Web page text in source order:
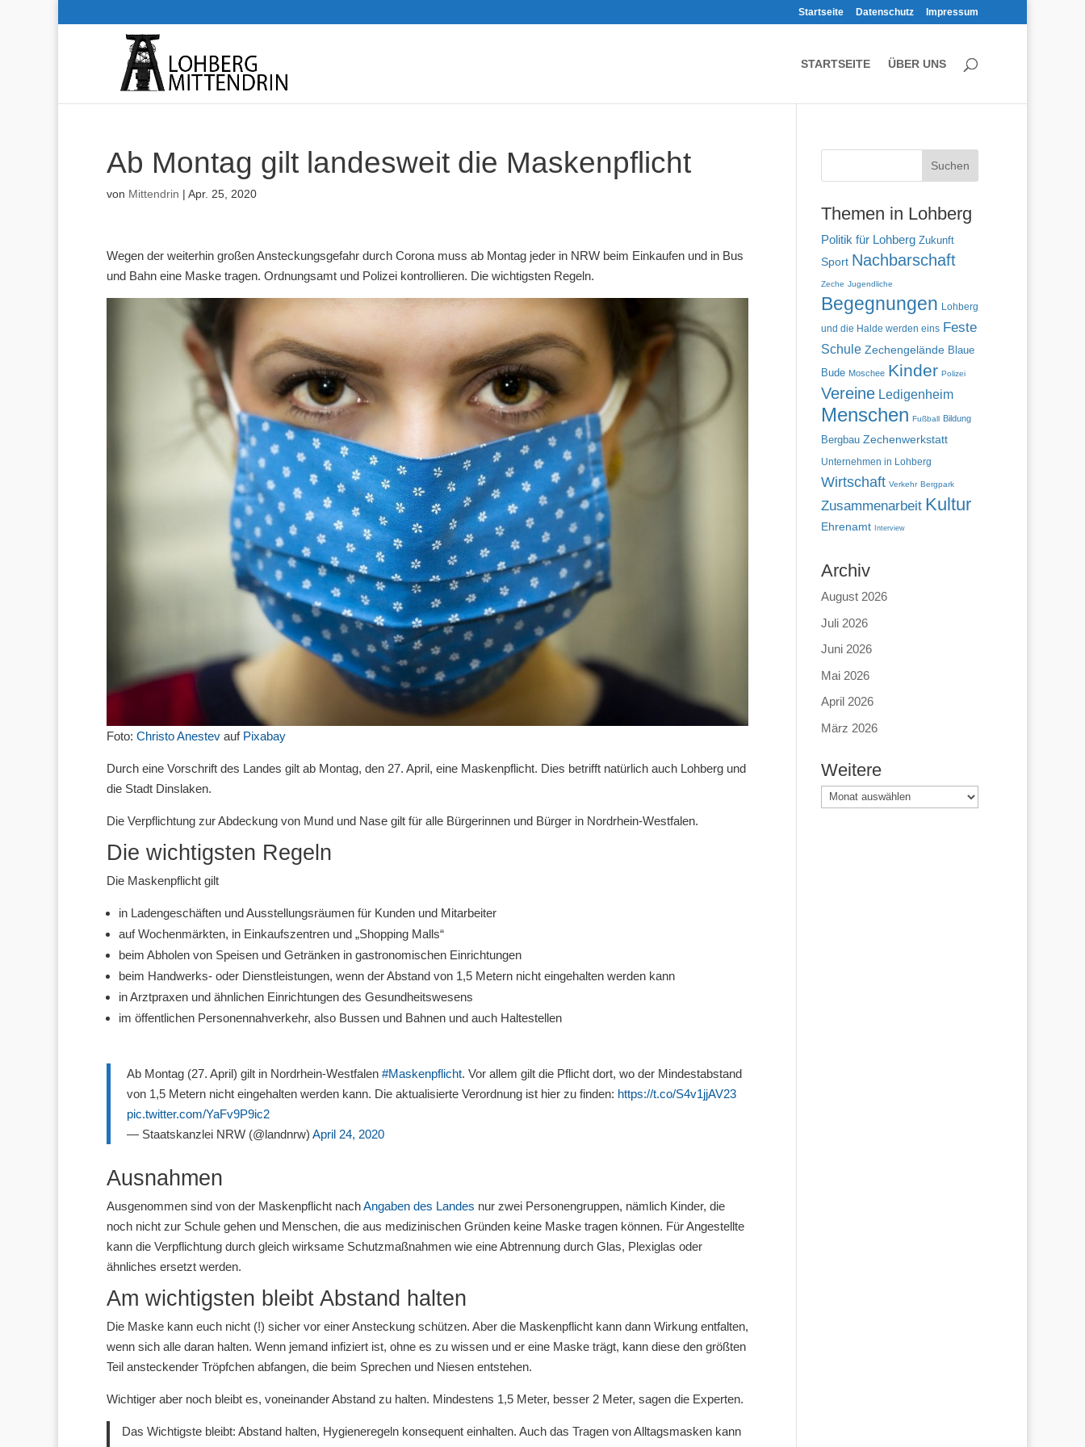
Startseite Datenschutz Impressum
STARTSEITE ÜBER UNS
Ab Montag gilt landesweit die Maskenpflicht
von Mittendrin | Apr. 25, 2020
Wegen der weiterhin großen Ansteckungsgefahr durch Corona muss ab Montag jeder in NRW beim Einkaufen und in Bus
und Bahn eine Maske tragen. Ordnungsamt und Polizei kontrollieren. Die wichtigsten Regeln.
Foto: Christo Anestev auf Pixabay
Durch eine Vorschrift des Landes gilt ab Montag, den 27. April, eine Maskenpflicht. Dies betrifft natürlich auch Lohberg und
die Stadt Dinslaken.
Die Verpflichtung zur Abdeckung von Mund und Nase gilt für alle Bürgerinnen und Bürger in Nordrhein-Westfalen.
Die wichtigsten Regeln
Die Maskenpflicht gilt
in Ladengeschäften und Ausstellungsräumen für Kunden und Mitarbeiter
auf Wochenmärkten, in Einkaufszentren und „Shopping Malls“
beim Abholen von Speisen und Getränken in gastronomischen Einrichtungen
beim Handwerks- oder Dienstleistungen, wenn der Abstand von 1,5 Metern nicht eingehalten werden kann
in Arztpraxen und ähnlichen Einrichtungen des Gesundheitswesens
im öffentlichen Personennahverkehr, also Bussen und Bahnen und auch Haltestellen
Ab Montag (27. April) gilt in Nordrhein-Westfalen #Maskenpflicht. Vor allem gilt die Pflicht dort, wo der Mindestabstand
von 1,5 Metern nicht eingehalten werden kann. Die aktualisierte Verordnung ist hier zu finden: https://t.co/S4v1jjAV23
pic.twitter.com/YaFv9P9ic2
— Staatskanzlei NRW (@landnrw) April 24, 2020
Ausnahmen
Ausgenommen sind von der Maskenpflicht nachAngaben des Landes nur zwei Personengruppen, nämlich Kinder, die
noch nicht zur Schule gehen und Menschen, die aus medizinischen Gründen keine Maske tragen können. Für Angestellte
kann die Verpflichtung durch gleich wirksame Schutzmaßnahmen wie eine Abtrennung durch Glas, Plexiglas oder
ähnliches ersetzt werden.
Am wichtigsten bleibt Abstand halten
Die Maske kann euch nicht (!) sicher vor einer Ansteckung schützen. Aber die Maskenpflicht kann dann Wirkung entfalten,
wenn sich alle daran halten. Wenn jemand infiziert ist, ohne es zu wissen und er eine Maske trägt, kann diese den größten
Teil ansteckender Tröpfchen abfangen, die beim Sprechen und Niesen entstehen.
Wichtiger aber noch bleibt es, voneinander Abstand zu halten. Mindestens 1,5 Meter, besser 2 Meter, sagen die Experten.
Das Wichtigste bleibt: Abstand halten, Hygieneregeln konsequent einhalten. Auch das Tragen von Alltagsmasken kann
Themen in Lohberg
Politik für Lohberg Zukunft
Sport Nachbarschaft
Zeche Jugendliche
Begegnungen Lohberg
und die Halde werden eins Feste
Schule Zechengelände Blaue
Bude Moschee Kinder Polizei
Vereine Ledigenheim
Menschen Fußball Bildung
Bergbau Zechenwerkstatt
Unternehmen in Lohberg
Wirtschaft Verkehr Bergpark
Zusammenarbeit Kultur
Ehrenamt Interview
Archiv
August 2026
Juli 2026
Juni 2026
Mai 2026
April 2026
März 2026
Weitere
Weitere